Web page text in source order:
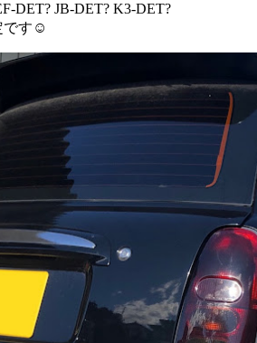
DET? JB-DET? K3-DET?
です☺️